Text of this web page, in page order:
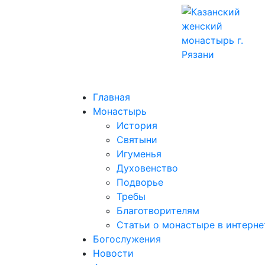
Главная
Монастырь
История
Святыни
Игуменья
Духовенство
Подворье
Требы
Благотворителям
Статьи о монастыре в
Богослужения
Новости